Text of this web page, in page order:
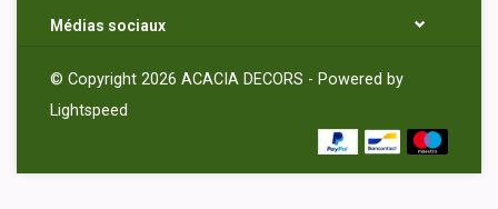
Médias sociaux
© Copyright 2026 ACACIA DECORS - Powered by
Lightspeed